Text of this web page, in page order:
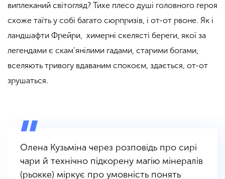
виплеканий світогляд? Тихе плесо душі головного героя
схоже таїть у собі багато сюрпризів, і от-от рвоне. Як і
ландшафти Фрейри, химерні скелясті береги, якої за
легендами є скам’янілими гадами, старими богами,
вселяють тривогу вдаваним спокоєм, здається, от-от
зрушаться.
Олена Кузьміна через розповідь про сирі
чари й технічно підкорену магію мінералів
(рьокке) міркує про умовність понять